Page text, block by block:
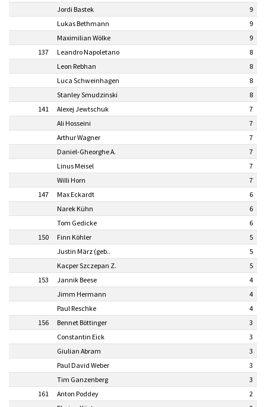
Jordi Bastek
9
Lukas Bethmann
9
Maximilian Wölke
9
137
Leandro Napoletano
8
Leon Rebhan
8
Luca Schweinhagen
8
Stanley Smudzinski
8
141
Alexej Jewtschuk
7
Ali Hosseini
7
Arthur Wagner
7
Daniel-Gheorghe A.
7
Linus Meisel
7
Willi Horn
7
147
Max Eckardt
6
Narek Kühn
6
Tom Gedicke
6
150
Finn Köhler
5
Justin März (geb..
5
Kacper Szczepan Z.
5
153
Jannik Beese
4
Jimm Hermann
4
Paul Reschke
4
156
Bennet Böttinger
3
Constantin Eick
3
Giulian Abram
3
Paul David Weber
3
Tim Ganzenberg
3
161
Anton Poddey
2